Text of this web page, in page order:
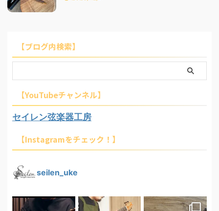
【ブログ内検索】
【YouTubeチャンネル】
セイレン弦楽器工房
【Instagramをチェック！】
seilen_uke